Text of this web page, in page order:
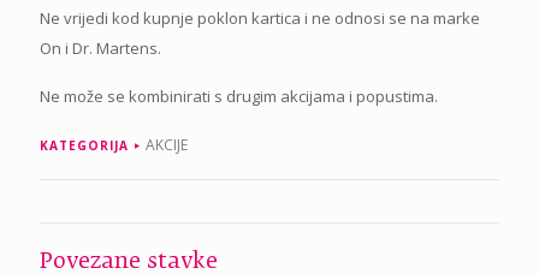
Ne vrijedi kod kupnje poklon kartica i ne odnosi se na marke
On i Dr. Martens.
Ne može se kombinirati s drugim akcijama i popustima.
KATEGORIJA AKCIJE
Povezane stavke